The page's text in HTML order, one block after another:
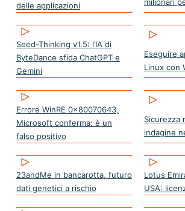
delle applicazioni
milionari
Seed-Thinking v1.5: l’IA di
ByteDance sfida ChatGPT e
Gemini
Eseguire
Linux con
Errore WinRE 0x80070643,
Microsoft conferma: è un
falso positivo
Sicurezza
indagine
23andMe in bancarotta, futuro
dati genetici a rischio
Lotus
USA: